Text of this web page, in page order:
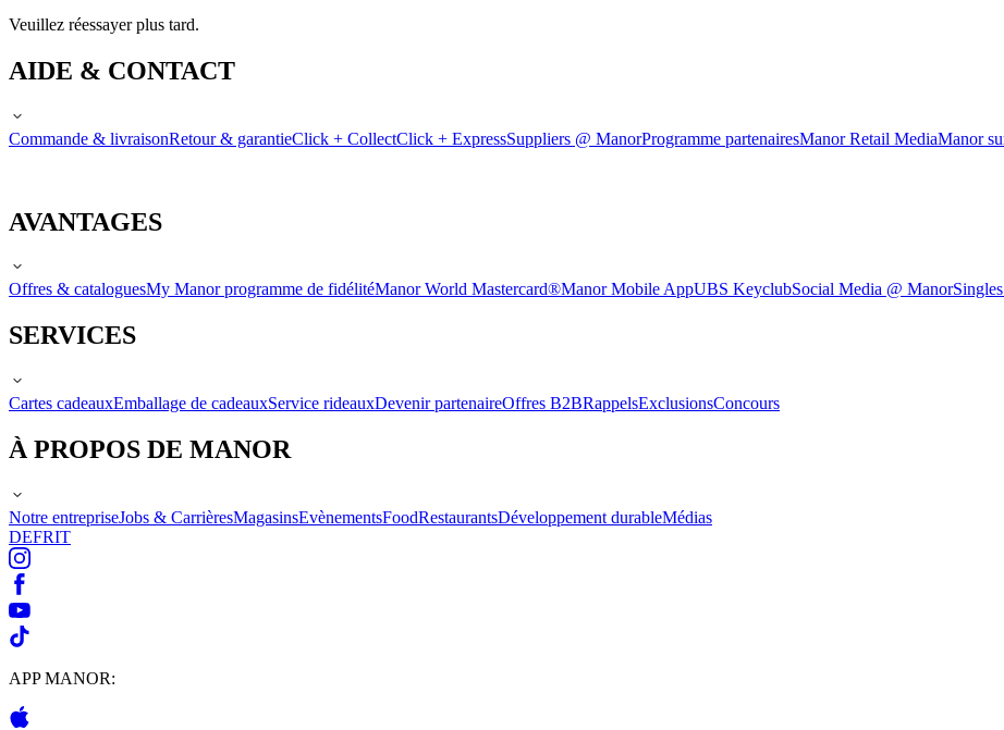
Veuillez réessayer plus tard.
AIDE & CONTACT
Commande & livraisonRetour & garantieClick + CollectClick + ExpressSuppliers @ ManorProgramme partenairesManor Retail MediaManor
AVANTAGES
Offres & cataloguesMy Manor programme de fidélitéManor World Mastercard®Manor Mobile AppUBS KeyclubSocial Media @ Manor
SERVICES
Cartes cadeauxEmballage de cadeauxService rideauxDevenir partenaireOffres B2BRappelsExclusionsConcours
À PROPOS DE MANOR
Notre entrepriseJobs & CarrièresMagasinsEvènementsFoodRestaurantsDéveloppement durableMédias
DEFRIT
APP MANOR: